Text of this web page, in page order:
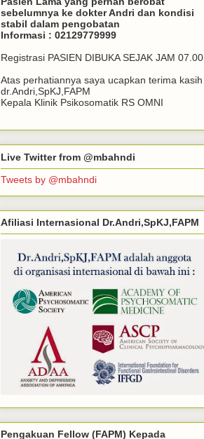
sebelumnya ke dokter Andri dan kondisi
stabil dalam pengobatan
Informasi : 02129779999
Registrasi PASIEN DIBUKA SEJAK JAM 07.00
Atas perhatiannya saya ucapkan terima kasih
dr.Andri,SpKJ,FAPM
Kepala Klinik Psikosomatik RS OMNI
Live Twitter from @mbahndi
Tweets by @mbahndi
Afiliasi Internasional Dr.Andri,SpKJ,FAPM
Pengakuan Fellow (FAPM) Kepada